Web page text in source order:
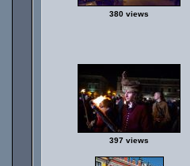
380 views
397 views